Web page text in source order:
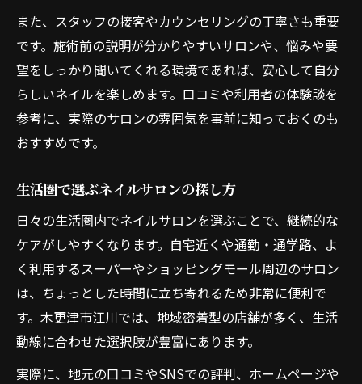
また、スタッフの接客やカウンセリングの丁寧さも重要
です。施術前の説明が分かりやすいサロンや、悩みや要
望をしっかり聞いてくれる環境であれば、安心して自分
らしいネイルを楽しめます。口コミや利用者の体験談を
参考に、実際のサロンの雰囲気を事前に知っておくのも
おすすめです。
生活圏で選ぶネイルサロンの探し方
日々の生活圏内でネイルサロンを選ぶことで、継続的な
ケアがしやすくなります。自宅近くや通勤・通学路、よ
く利用するスーパーやショッピングモール周辺のサロン
は、ちょっとした時間に立ち寄れるため非常に便利で
す。木更津市江川では、地域密着型の店舗が多く、生活
動線に合わせた選択肢が豊富にあります。
実際に、地元の口コミやSNSでの評判、ホームページや